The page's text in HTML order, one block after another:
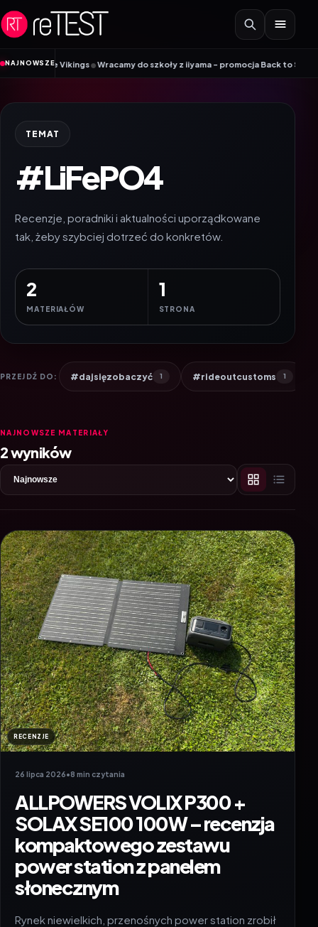
Przejdź do treści
NAJNOWSZE
Vikings•Wracamy do szkoły z iiyama – promocja Back to School na
TEMAT
#LiFePO4
Recenzje, poradniki i aktualności uporządkowane
tak, żeby szybciej dotrzeć do konkretów.
2
MATERIAŁÓW
1
STRONA
PRZEJDŹ DO: #dajsięzobaczyć 1 #rideoutcustoms 1
NAJNOWSZE MATERIAŁY
2 wyników
RECENZJE
26 lipca 2026•8 min czytania
ALLPOWERS VOLIX P300 +
SOLAX SE100 100W – recenzja
kompaktowego zestawu
power station z panelem
słonecznym
Rynek niewielkich, przenośnych power station zrobił